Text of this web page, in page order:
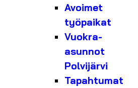
Avoimet
työpaikat
Vuokra-
asunnot
Polvijärvi
Tapahtumat